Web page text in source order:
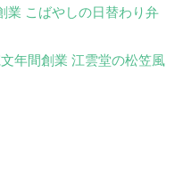
業 こばやしの日替わり弁
年間創業 江雲堂の松笠風